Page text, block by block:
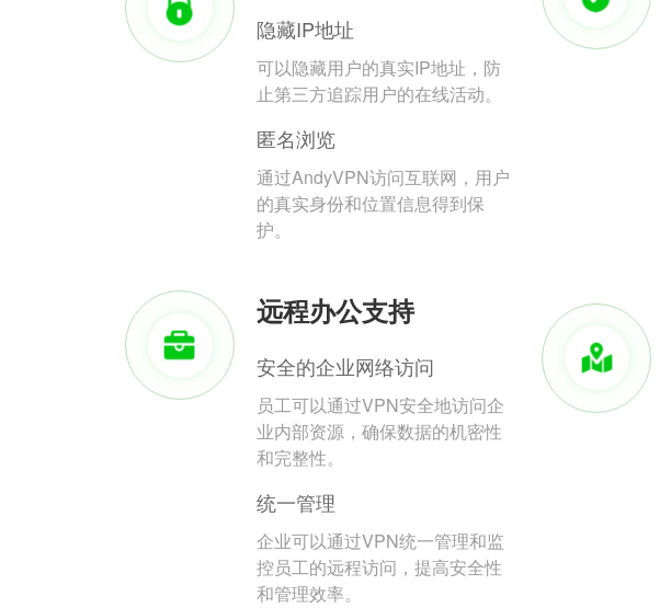
隐藏IP地址
可以隐藏用户的真实IP地址，防
止第三方追踪用户的在线活动。
匿名浏览
通过AndyVPN访问互联网，用户
的真实身份和位置信息得到保
护。
远程办公支持
安全的企业网络访问
员工可以通过VPN安全地访问企
业内部资源，确保数据的机密性
和完整性。
统一管理
企业可以通过VPN统一管理和监
控员工的远程访问，提高安全性
和管理效率。